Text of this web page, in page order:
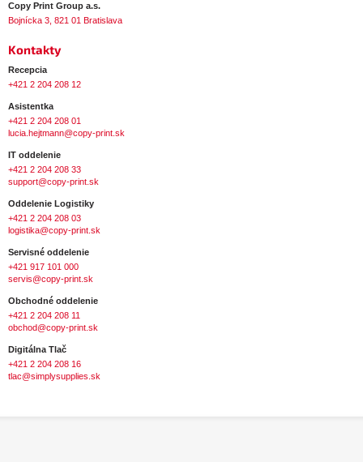
Copy Print Group a.s.
Bojnícka 3, 821 01 Bratislava
Kontakty
Recepcia
+421 2 204 208 12
Asistentka
+421 2 204 208 01
lucia.hejtmann@copy-print.sk
IT oddelenie
+421 2 204 208 33
support@copy-print.sk
Oddelenie Logistiky
+421 2 204 208 03
logistika@copy-print.sk
Servisné oddelenie
+421 917 101 000
servis@copy-print.sk
Obchodné oddelenie
+421 2 204 208 11
obchod@copy-print.sk
Digitálna Tlač
+421 2 204 208 16
tlac@simplysupplies.sk